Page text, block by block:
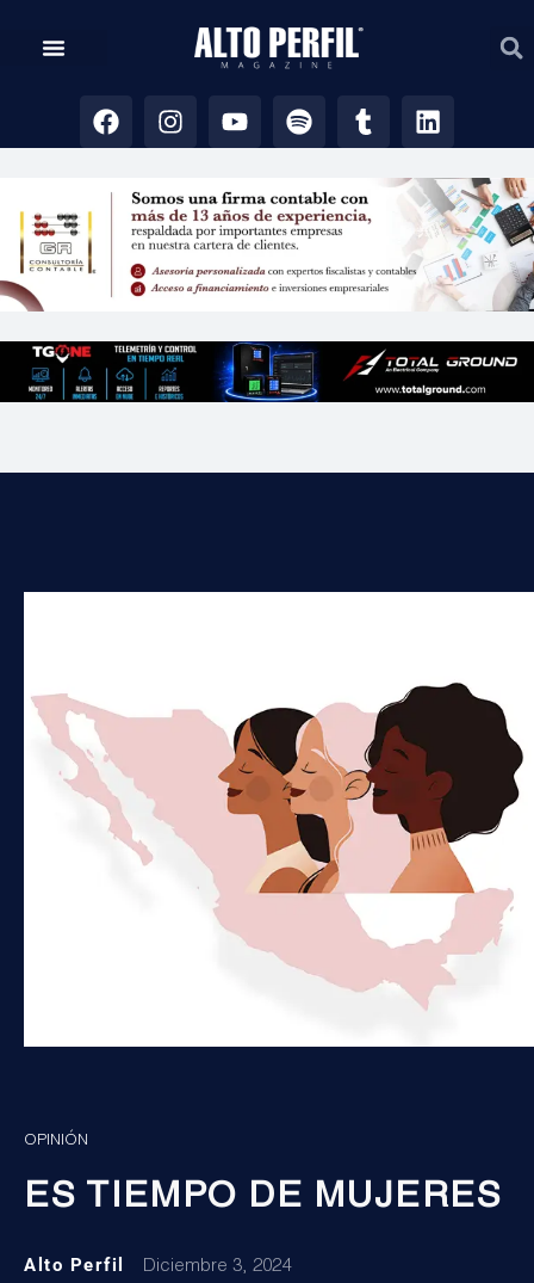
OPINIÓN
ES TIEMPO DE MUJERES
Alto Perfil Diciembre 3, 2024